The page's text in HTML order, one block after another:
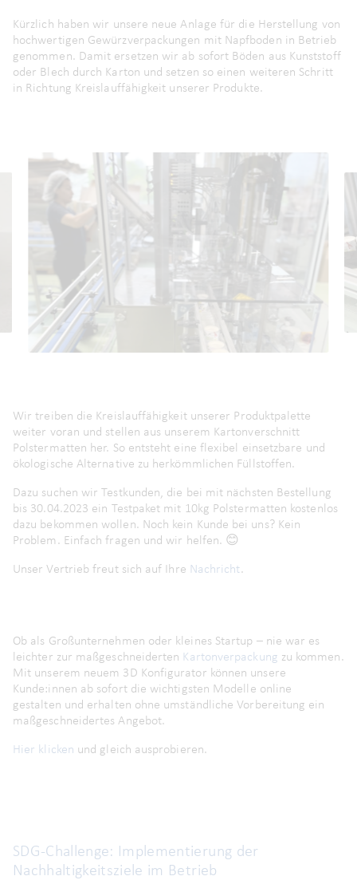
Kürzlich haben wir unsere neue Anlage für die Herstellung von
hochwertigen Gewürzverpackungen mit Napfboden in Betrieb
genommen. Damit ersetzen wir ab sofort Böden aus Kunststoff
oder Blech durch Karton und setzen so einen weiteren Schritt
in Richtung Kreislauffähigkeit unserer Produkte.
Wir treiben die Kreislauffähigkeit unserer Produktpalette
weiter voran und stellen aus unserem Kartonverschnitt
Polstermatten her. So entsteht eine flexibel einsetzbare und
ökologische Alternative zu herkömmlichen Füllstoffen.
Dazu suchen wir Testkunden, die bei mit nächsten Bestellung
bis 30.04.2023 ein Testpaket mit 10kg Polstermatten kostenlos
dazu bekommen wollen. Noch kein Kunde bei uns? Kein
Problem. Einfach fragen und wir helfen. 😊
Unser Vertrieb freut sich auf Ihre Nachricht.
Ob als Großunternehmen oder kleines Startup – nie war es
leichter zur maßgeschneiderten Kartonverpackung zu kommen.
Mit unserem neuem 3D Konfigurator können unsere
Kunde:innen ab sofort die wichtigsten Modelle online
gestalten und erhalten ohne umständliche Vorbereitung ein
maßgeschneidertes Angebot.
Hier klicken und gleich ausprobieren.
SDG-Challenge: Implementierung der
Nachhaltigkeitsziele im Betrieb